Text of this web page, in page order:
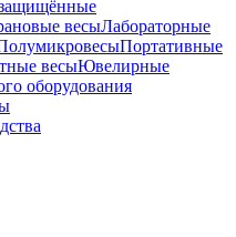
весыЛабораторные
Портативные
весыЮвелирные
оборудования